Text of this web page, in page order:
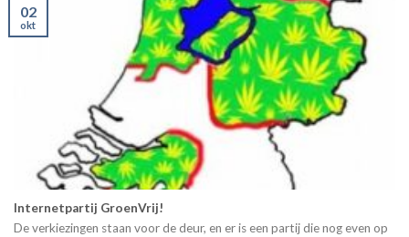
Internetpartij GroenVrij!
De verkiezingen staan voor de deur, en er is een partij die nog even op
02
okt